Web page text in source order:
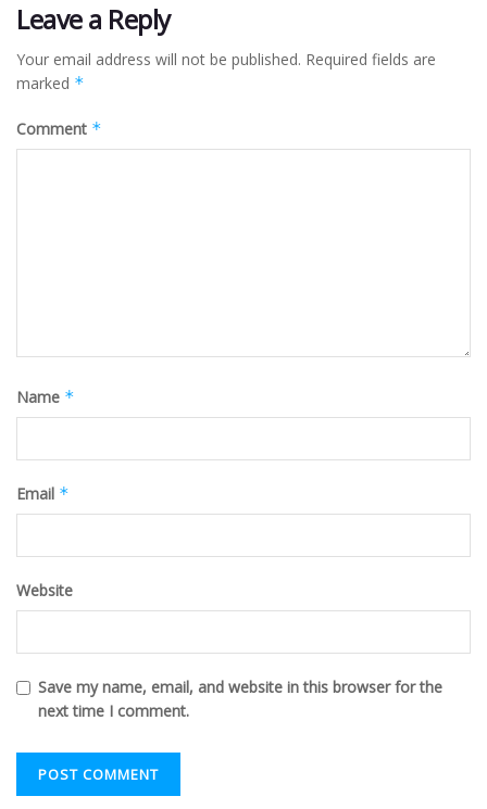
Leave a Reply
Your email address will not be published. Required fields are
marked *
Comment *
Name *
Email *
Website
Save my name, email, and website in this browser for the
next time I comment.